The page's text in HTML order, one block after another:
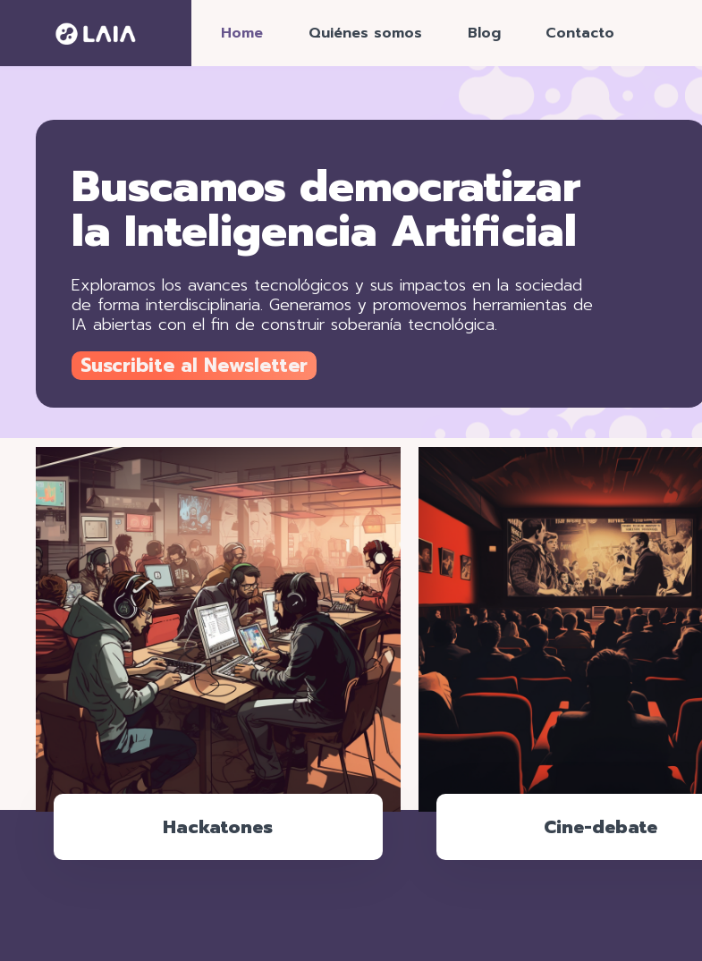
Home Quiénes somos Blog Contacto
Buscamos democratizar
la Inteligencia Artificial
Exploramos los avances tecnológicos y sus impactos en la sociedad
de forma interdisciplinaria. Generamos y promovemos herramientas de
IA abiertas con el fin de construir soberanía tecnológica.
Suscribite al Newsletter
Hackatones Cine-debate